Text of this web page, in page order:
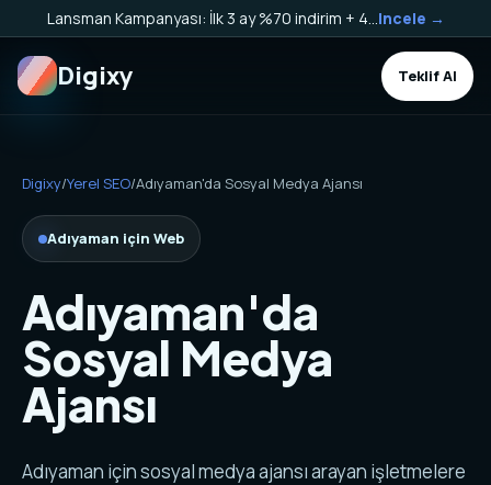
Incele →
Digixy Teklif Al
Digixy/Yerel SEO/Adıyaman'da Sosyal Medya Ajansı
Adıyaman için Web
Adıyaman'da
Sosyal Medya
Ajansı
Adıyaman için sosyal medya ajansı arayan işletmelere